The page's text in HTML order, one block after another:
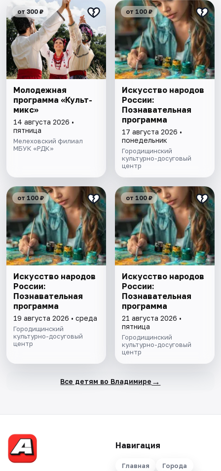
от 300 ₽
Молодежная
программа «Культ-
микс»
14 августа 2026 •
пятница
Мелеховский филиал
МБУК «РДК»
от 100 ₽
Искусство народов
России:
Познавательная
программа
17 августа 2026 •
понедельник
Городищинский
культурно-досуговый
центр
от 100 ₽
Искусство народов
России:
Познавательная
программа
19 августа 2026 • среда
Городищинский
культурно-досуговый
центр
от 100 ₽
Искусство народов
России:
Познавательная
программа
21 августа 2026 •
пятница
Городищинский
культурно-досуговый
центр
Все детям во Владимире →
Навигация
Главная Города